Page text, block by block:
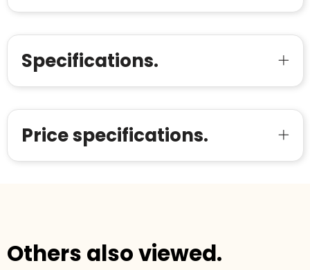
Specifications.
Price specifications.
Others also viewed.
Oprichting van de
2026
Aantal werknemers : 1-10
Voor bedrijven
Bouwt u vertrouwen op en verhoogt u uw
verkoop met de Trustindex-certificaat.